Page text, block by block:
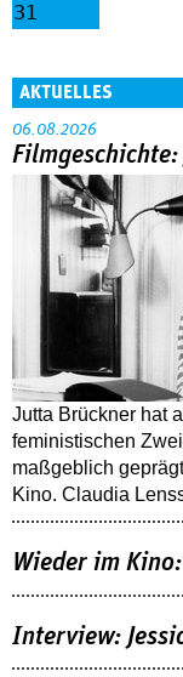
31
AKTUELLES
06.08.2026
Jutta Brückner hat
feministischen
maßgeblich
Kino. Claudia
Wieder im
Interview: